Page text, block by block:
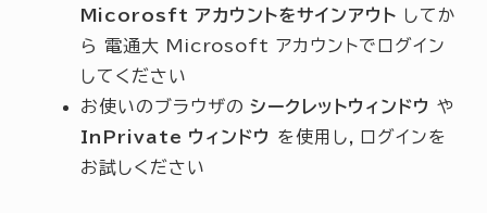
Micorosft アカウントをサインアウト してか
ら 電通大 Microsoft アカウントでログイン
してください
お使いのブラウザのシークレットウィンドウ や
InPrivate ウィンドウ を使用し，ログインを
お試しください